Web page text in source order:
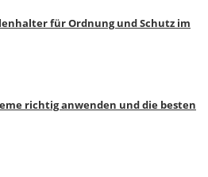
für Ordnung und Schutz im
richtig anwenden und die besten